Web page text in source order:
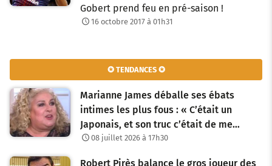
Gobert prend feu en pré-saison !
16 octobre 2017 à 01h31
✪ TENDANCES ✪
Marianne James déballe ses ébats
intimes les plus fous : « C’était un
Japonais, et son truc c’était de me…
08 juillet 2026 à 17h30
Robert Pirès balance le gros joueur des